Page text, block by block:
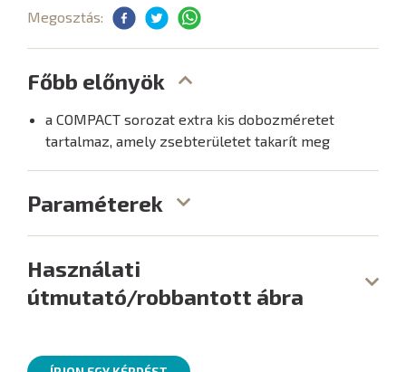
Megosztás:
Főbb előnyök
a COMPACT sorozat extra kis dobozméretet
tartalmaz, amely zsebterületet takarít meg
Paraméterek
Használati
útmutató/robbantott ábra